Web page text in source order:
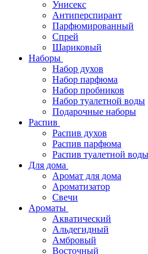
Унисекс
Антиперспирант
Парфюмированный
Спрей
Шариковый
Наборы
Набор духов
Набор парфюма
Набор пробников
Набор туалетной воды
Подарочные наборы
Распив
Распив духов
Распив парфюма
Распив туалетной воды
Для дома
Аромат для дома
Ароматизатор
Свечи
Ароматы
Акватический
Альдегидный
Амбровый
Восточный